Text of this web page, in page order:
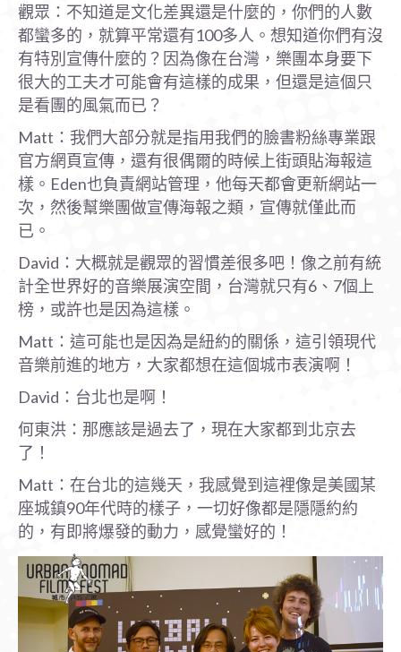
觀眾：不知道是文化差異還是什麼的，你們的人數
都蠻多的，就算平常還有100多人。想知道你們有沒
有特別宣傳什麼的？因為像在台灣，樂團本身要下
很大的工夫才可能會有這樣的成果，但還是這個只
是看團的風氣而已？
Matt：我們大部分就是指用我們的臉書粉絲專業跟
官方網頁宣傳，還有很偶爾的時候上街頭貼海報這
樣。Eden也負責網站管理，他每天都會更新網站一
次，然後幫樂團做宣傳海報之類，宣傳就僅此而
已。
David：大概就是觀眾的習慣差很多吧！像之前有統
計全世界好的音樂展演空間，台灣就只有6、7個上
榜，或許也是因為這樣。
Matt：這可能也是因為是紐約的關係，這引領現代
音樂前進的地方，大家都想在這個城市表演啊！
David：台北也是啊！
何東洪：那應該是過去了，現在大家都到北京去
了！
Matt：在台北的這幾天，我感覺到這裡像是美國某
座城鎮90年代時的樣子，一切好像都是隱隱約約
的，有即將爆發的動力，感覺蠻好的！